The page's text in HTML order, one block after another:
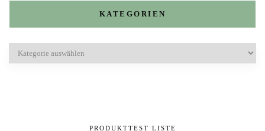
KATEGORIEN
PRODUKTTEST LISTE